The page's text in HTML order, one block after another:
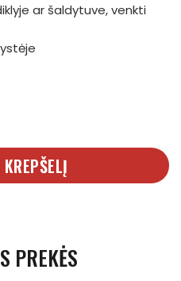
ar šaldytuve, venkti
PREKĖS